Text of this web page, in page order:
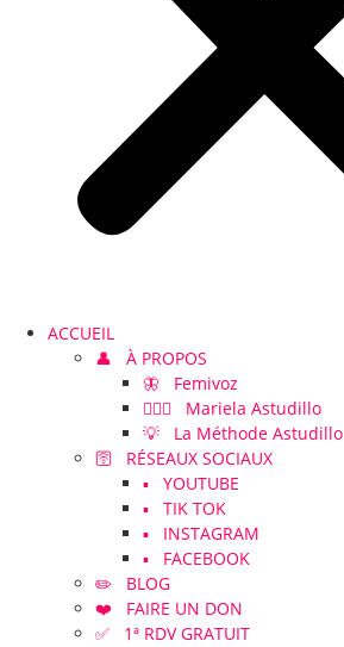
ACCUEIL
👤 À PROPOS
🦋 Femivoz
👱🏻‍♀️ Mariela Astudillo
💡 La Méthode Astudillo
🛜 RÉSEAUX SOCIAUX
▪️ YOUTUBE
▪️ TIK TOK
▪️ INSTAGRAM
▪️ FACEBOOK
✏️ BLOG
❤️ FAIRE UN DON
✅ 1ª RDV GRATUIT